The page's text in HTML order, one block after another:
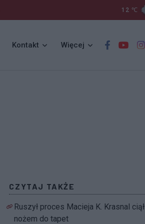
12 ℃
Kontakt Więcej
CZYTAJ TAKŻE
Ruszył proces Macieja K. Krasnal ciął
nożem do tapet